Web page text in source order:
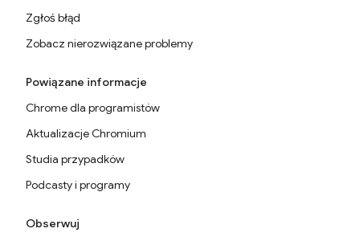
Zgłoś błąd
Zobacz nierozwiązane problemy
Powiązane informacje
Chrome dla programistów
Aktualizacje Chromium
Studia przypadków
Podcasty i programy
Obserwuj